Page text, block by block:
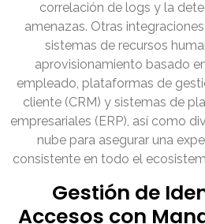
correlación de logs y la
amenazas. Otras
sistemas de recursos
aprovisionamiento basado
empleado, plataformas de
cliente (CRM) y sistemas de
empresariales (ERP), así como
nube para asegurar una
consistente en todo el
Gestión de
Accesos con